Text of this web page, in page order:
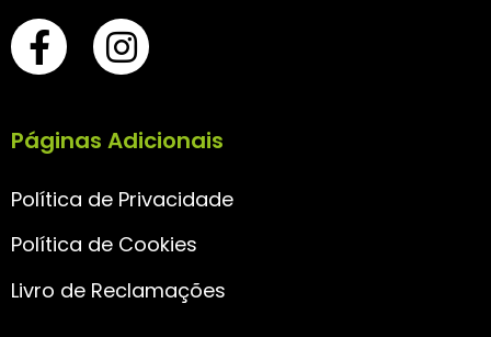
Páginas Adicionais
Política de Privacidade
Política de Cookies
Livro de Reclamações